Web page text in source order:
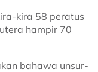
kira 58 peratus
hampir 70
bahawa unsur-